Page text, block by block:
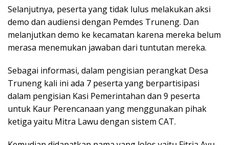
Selanjutnya, peserta yang tidak lulus melakukan aksi
demo dan audiensi dengan Pemdes Truneng. Dan
melanjutkan demo ke kecamatan karena mereka belum
merasa menemukan jawaban dari tuntutan mereka.
Sebagai informasi, dalam pengisian perangkat Desa
Truneng kali ini ada 7 peserta yang berpartisipasi
dalam pengisian Kasi Pemerintahan dan 9 peserta
untuk Kaur Perencanaan yang menggunakan pihak
ketiga yaitu Mitra Lawu dengan sistem CAT.